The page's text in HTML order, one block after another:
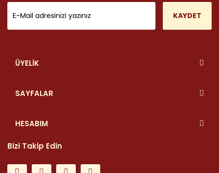
KAYDET
ÜYELİK
SAYFALAR
HESABIM
Bizi Takip Edin